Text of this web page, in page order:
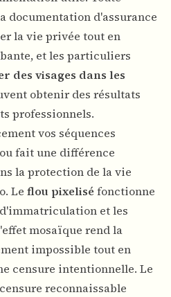
documentation d'assurance
la vie privée tout en
et les particuliers
des visages dans les
obtenir des résultats
professionnels.
vos séquences
fait une différence
la protection de la vie
Le flou pixelisé fonctionne
et les
mosaïque rend la
impossible tout en
censure intentionnelle. Le
reconnaissable